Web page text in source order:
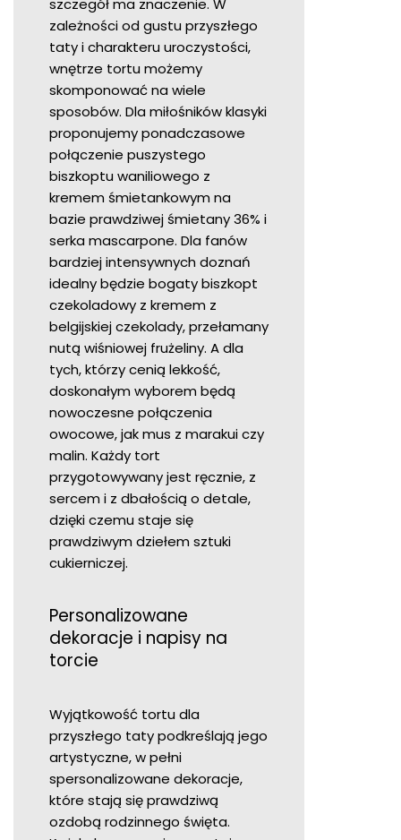
szczegół ma znaczenie. W
zależności od gustu przyszłego
taty i charakteru uroczystości,
wnętrze tortu możemy
skomponować na wiele
sposobów. Dla miłośników klasyki
proponujemy ponadczasowe
połączenie puszystego
biszkoptu waniliowego z
kremem śmietankowym na
bazie prawdziwej śmietany 36% i
serka mascarpone. Dla fanów
bardziej intensywnych doznań
idealny będzie bogaty biszkopt
czekoladowy z kremem z
belgijskiej czekolady, przełamany
nutą wiśniowej frużeliny. A dla
tych, którzy cenią lekkość,
doskonałym wyborem będą
nowoczesne połączenia
owocowe, jak mus z marakui czy
malin. Każdy tort
przygotowywany jest ręcznie, z
sercem i z dbałością o detale,
dzięki czemu staje się
prawdziwym dziełem sztuki
cukierniczej.
Personalizowane
dekoracje i napisy na
torcie
Wyjątkowość tortu dla
przyszłego taty podkreślają jego
artystyczne, w pełni
spersonalizowane dekoracje,
które stają się prawdziwą
ozdobą rodzinnego święta.